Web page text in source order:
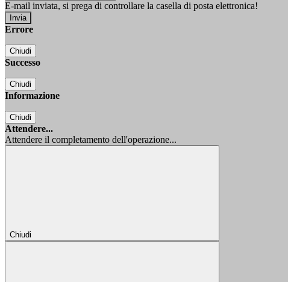
E-mail inviata, si prega di controllare la casella di posta elettronica!
Errore
Chiudi
Successo
Chiudi
Informazione
Chiudi
Attendere...
Attendere il completamento dell'operazione...
Chiudi